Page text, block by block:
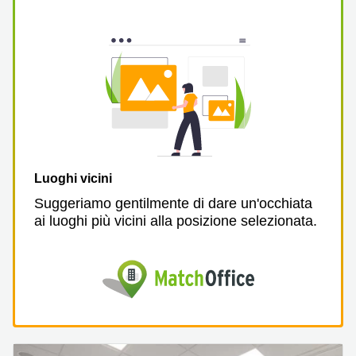
Business
a Napoli
Sale
Meeting
Luoghi vicini
Suggeriamo gentilmente di dare un'occhiata
ai luoghi più vicini alla posizione selezionata.